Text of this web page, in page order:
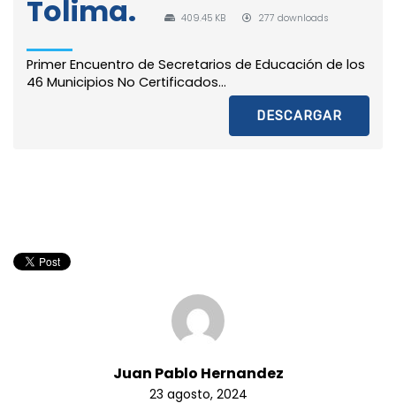
Tolima.
409.45 KB 277 downloads
Primer Encuentro de Secretarios de Educación de los
46 Municipios No Certificados...
DESCARGAR
Juan Pablo Hernandez
23 agosto, 2024